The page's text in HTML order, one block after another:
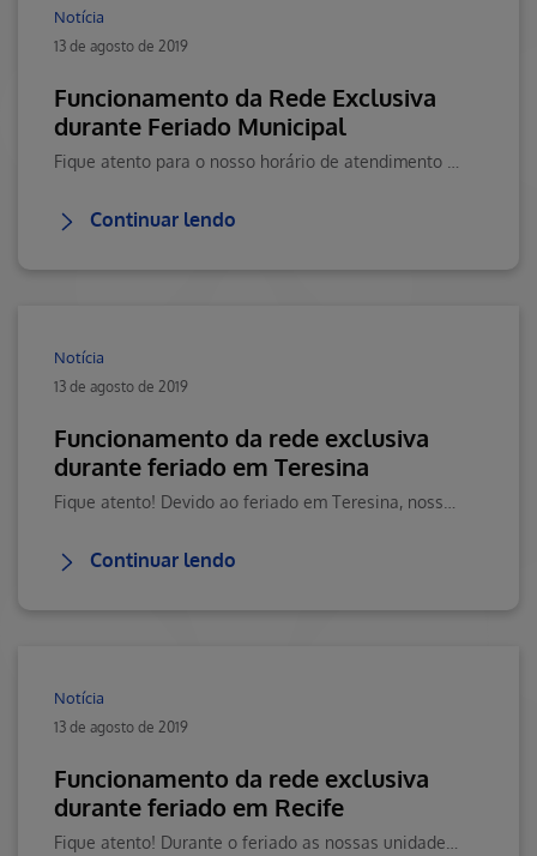
Notícia
13 de agosto de 2019
Funcionamento da Rede Exclusiva
durante Feriado Municipal
Continuar lendo
Notícia
13 de agosto de 2019
Funcionamento da rede exclusiva
durante feriado em Teresina
Continuar lendo
Notícia
13 de agosto de 2019
Funcionamento da rede exclusiva
durante feriado em Recife